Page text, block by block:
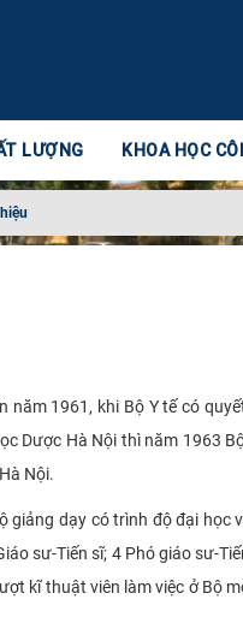
LƯỢNG KHOA HỌC
1961, khi Bộ Y tế có
Dược Hà Nội thì năm 1963
Nội.
giảng dạy có trình độ đại học
sư-Tiến sĩ; 4 Phó giáo sư-
kĩ thuật viên làm việc ở Bộ